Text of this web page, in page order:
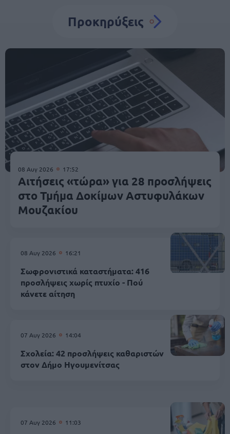
Προκηρύξεις
08 Αυγ 2026 17:52
Αιτήσεις «τώρα» για 28 προσλήψεις
στο Τμήμα Δοκίμων Αστυφυλάκων
Mουζακίου
08 Αυγ 2026 16:21
Σωφρονιστικά καταστήματα: 416
προσλήψεις χωρίς πτυχίο - Πού
κάνετε αίτηση
07 Αυγ 2026 14:04
Σχολεία: 42 προσλήψεις καθαριστών
στον Δήμο Ηγουμενίτσας
07 Αυγ 2026 11:03